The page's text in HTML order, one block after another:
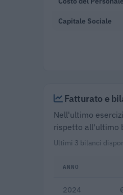
Capitale Sociale
Fatturato e
Nell'ultimo
rispetto all'ultimo
Ultimi 3 bilanci
ANNO
2024